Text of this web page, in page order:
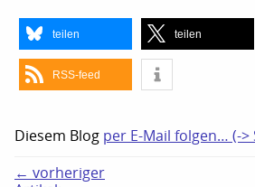
teilen teilen
RSS-feed
Diesem Blog per E-Mail folgen… (->
← vorheriger